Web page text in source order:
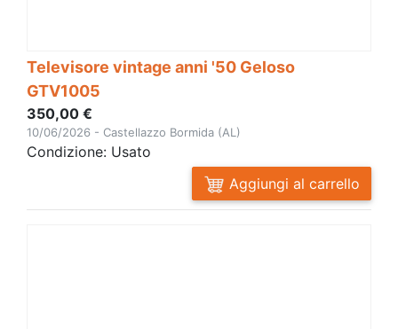
Televisore vintage anni '50 Geloso
GTV1005
350,00 €
10/06/2026 - Castellazzo Bormida (AL)
Condizione: Usato
Aggiungi al carrello